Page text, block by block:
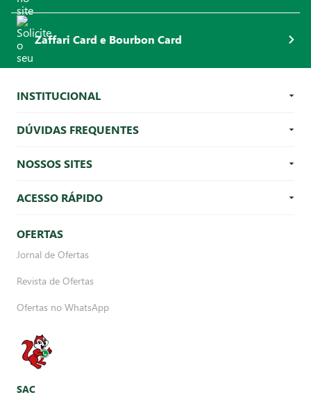
Zaffari Card e Bourbon Card
INSTITUCIONAL
DÚVIDAS FREQUENTES
NOSSOS SITES
ACESSO RÁPIDO
OFERTAS
Jornal de Ofertas
Revista de Ofertas
Ofertas no WhatsApp
SAC